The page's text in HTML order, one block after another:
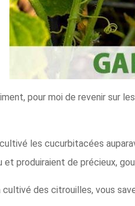
pour moi de revenir sur
les cucurbitacées
et produiraient de précieux,
cultivé des citrouilles, vous